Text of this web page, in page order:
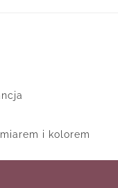
i kolorem